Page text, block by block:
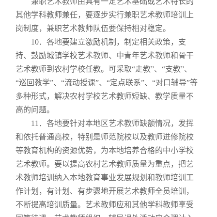
其他学科教师兼任，要逐步实行兼职艺术教师培训上
岗制度，兼职艺术教师队伍要保持相对稳定。
10．各地要建立激励机制，制定相关政策，支
持、鼓励城镇学校艺术教师、中青年艺术教师和骨干
艺术教师到农村学校任教。可采取“走教”、“支教”、
“巡回教学”、“流动授课”、“定点联系”、“对口辅导”等
多种形式，解决农村学校艺术教师短缺、教学质量不
高的问题。
11 ．各地要针对本地区艺术教师缺额情况，发挥
和依托普通高校，特别是师范院校以及教师进修院校
等教育机构的资源优势，为本地培养合格的中小学校
艺术教师。要以提高农村艺术教师质量为重点，把艺
术教师培训纳入本地教育事业发展规划和教师培训工
作计划，有计划、有步骤地开展艺术教师全员培训，
不断提高培训质量。艺术教师应和其他学科教师享受